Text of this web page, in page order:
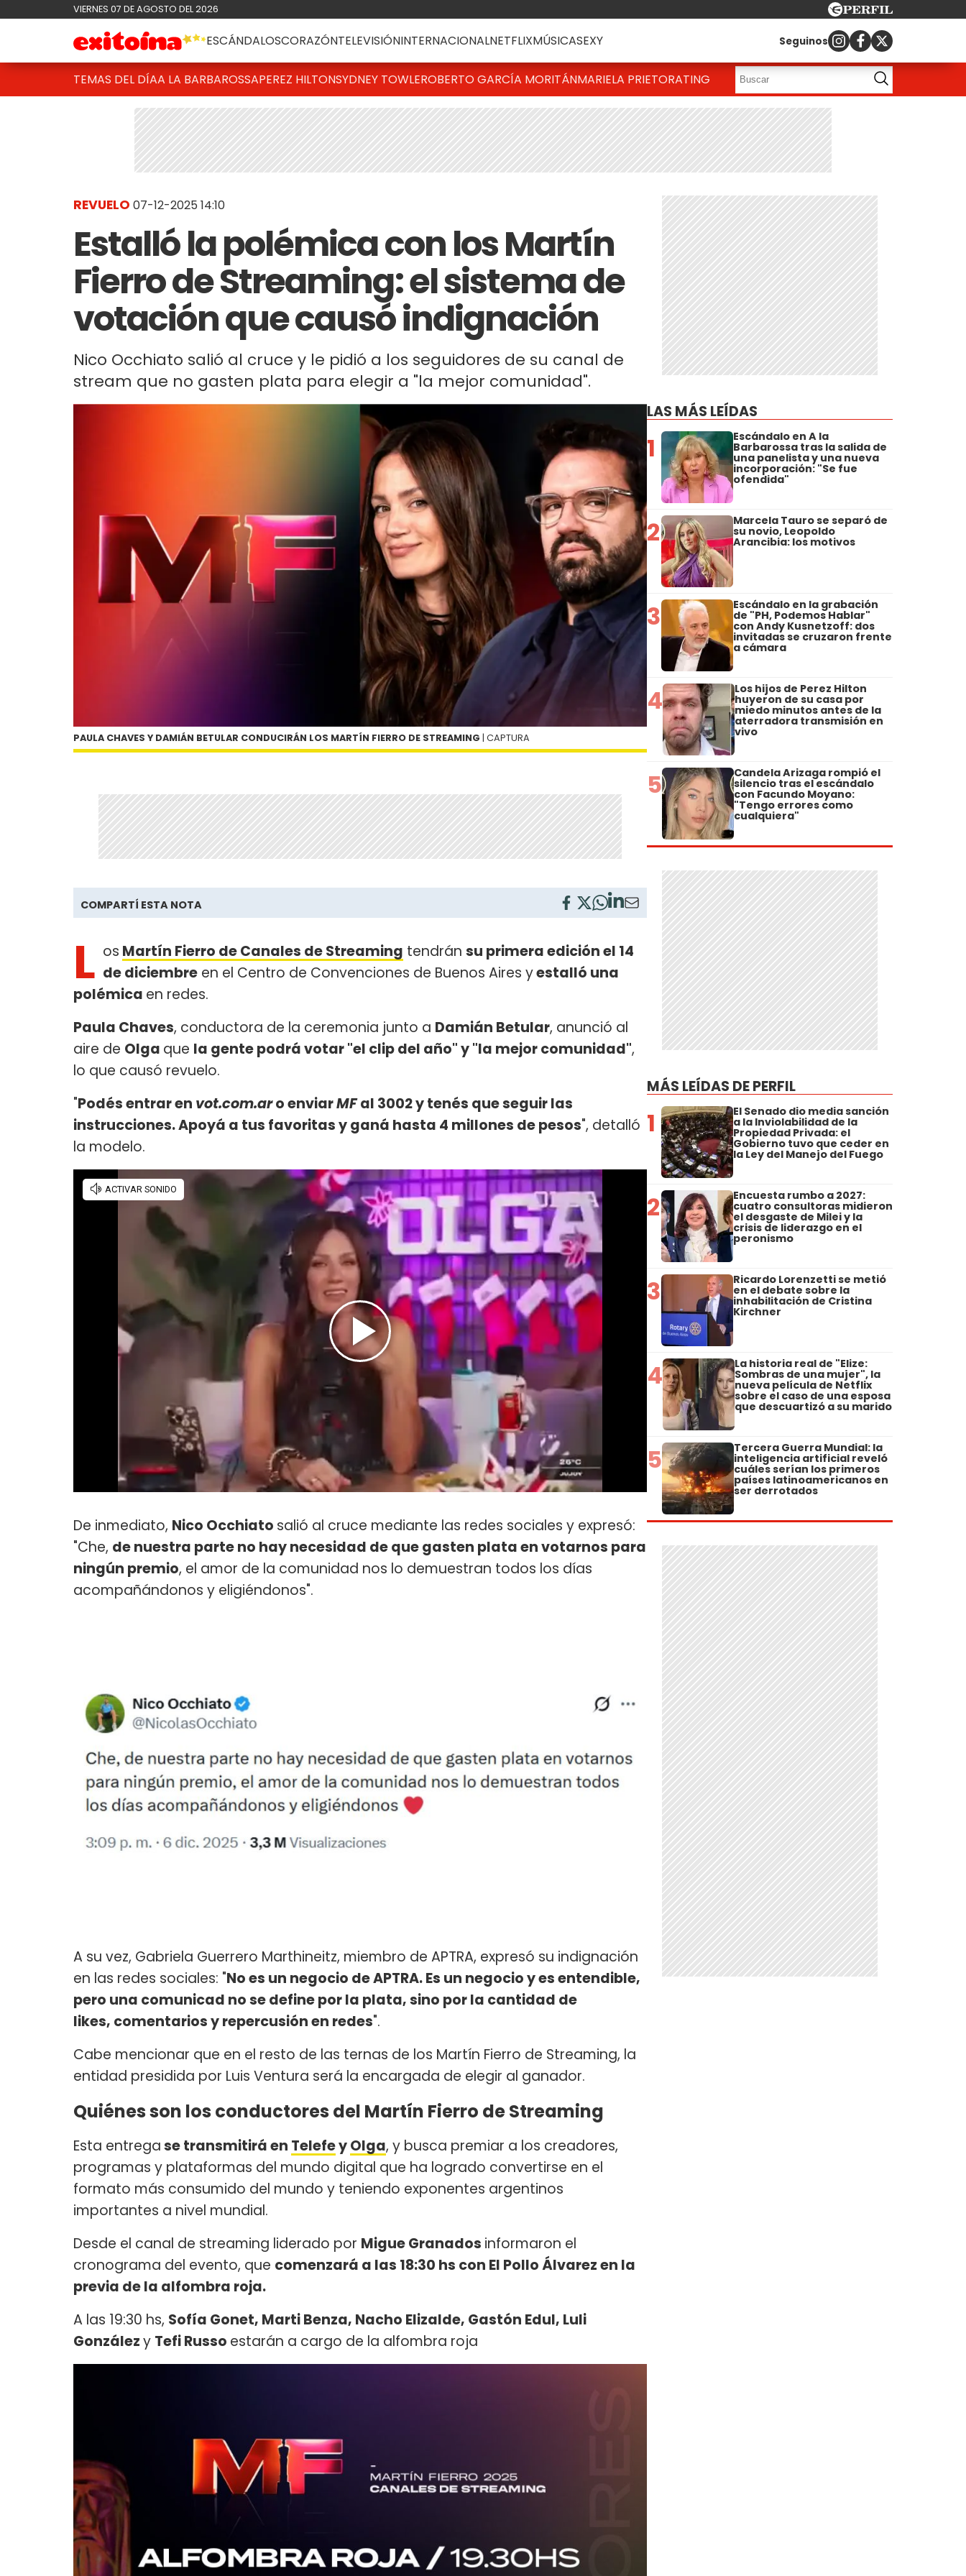
VIERNES 07 DE AGOSTO DEL 2026
ESCÁNDALOSCORAZÓNTELEVISIÓNINTERNACIONALNETFLIXMÚSICASEXY Seguinos
TEMAS DEL DÍAA LA BARBAROSSAPEREZ HILTONSYDNEY TOWLEROBERTO GARCÍA MORITÁNMARIELA PRIETORATING
REVUELO 07-12-2025 14:10
Estalló la polémica con los Martín
Fierro de Streaming: el sistema de
votación que causó indignación
Nico Occhiato salió al cruce y le pidió a los seguidores de su canal de
stream que no gasten plata para elegir a "la mejor comunidad".
PAULA CHAVES Y DAMIÁN BETULAR CONDUCIRÁN LOS MARTÍN FIERRO DE STREAMING | CAPTURA
COMPARTÍ ESTA NOTA
L os Martín Fierro de Canales de Streaming tendrán su primera edición el 14
de diciembre en el Centro de Convenciones de Buenos Aires yestalló una
polémica en redes.
Paula Chaves, conductora de la ceremonia junto a Damián Betular, anunció al
aire de Olga que la gente podrá votar "el clip del año" y "la mejor comunidad",
lo que causó revuelo.
"Podés entrar en vot.com.aro enviarMFal 3002 y tenés que seguir las
instrucciones. Apoyá a tus favoritas y ganá hasta 4 millones de pesos", detalló
la modelo.
De inmediato, Nico Occhiato salió al cruce mediante las redes sociales y expresó:
"Che, de nuestra parte no hay necesidad de que gasten plata en votarnos para
ningún premio, el amor de la comunidad nos lo demuestran todos los días
acompañándonos y eligiéndonos".
A su vez, Gabriela Guerrero Marthineitz, miembro de APTRA, expresó su indignación
en las redes sociales: "No es un negocio de APTRA. Es un negocio y es entendible,
pero una comunicad no se define por la plata, sino por la cantidad de
likes, comentarios y repercusión en redes".
Cabe mencionar que en el resto de las ternas de los Martín Fierro de Streaming, la
entidad presidida por Luis Ventura será la encargada de elegir al ganador.
Quiénes son los conductores del Martín Fierro de Streaming
Esta entregase transmitirá en TelefeyOlga, y busca premiar a los creadores,
programas y plataformas del mundo digital que ha logrado convertirse en el
formato más consumido del mundo y teniendo exponentes argentinos
importantes a nivel mundial.
Desde el canal de streaming liderado por Migue Granados informaron el
cronograma del evento, que comenzará a las 18:30 hs con El Pollo Álvarez en la
previa de la alfombra roja.
A las 19:30 hs, Sofía Gonet, Marti Benza, Nacho Elizalde, Gastón Edul, Luli
Gonzálezy Tefi Russo estarán a cargo de la alfombra roja
LAS MÁS LEÍDAS
1 Escándalo en A la
Barbarossa tras la salida de
una panelista y una nueva
incorporación: "Se fue
ofendida"
2 Marcela Tauro se separó de
su novio, Leopoldo
Arancibia: los motivos
3 Escándalo en la grabación
de "PH, Podemos Hablar"
con Andy Kusnetzoff: dos
invitadas se cruzaron frente
a cámara
4 Los hijos de Perez Hilton
huyeron de su casa por
miedo minutos antes de la
aterradora transmisión en
vivo
5 Candela Arizaga rompió el
silencio tras el escándalo
con Facundo Moyano:
"Tengo errores como
cualquiera"
MÁS LEÍDAS DE PERFIL
1 El Senado dio media sanción
a la Inviolabilidad de la
Propiedad Privada: el
Gobierno tuvo que ceder en
la Ley del Manejo del Fuego
2 Encuesta rumbo a 2027:
cuatro consultoras midieron
el desgaste de Milei y la
crisis de liderazgo en el
peronismo
3 Ricardo Lorenzetti se metió
en el debate sobre la
inhabilitación de Cristina
Kirchner
4 La historia real de "Elize:
Sombras de una mujer", la
nueva película de Netflix
sobre el caso de una esposa
que descuartizó a su marido
5 Tercera Guerra Mundial: la
inteligencia artificial reveló
cuáles serían los primeros
países latinoamericanos en
ser derrotados